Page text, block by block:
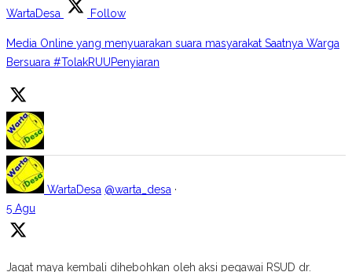
WartaDesa Follow
Media Online yang menyuarakan suara masyarakat Saatnya Warga
Bersuara #TolakRUUPenyiaran
WartaDesa @warta_desa ·
5 Agu
Jagat maya kembali dihebohkan oleh aksi pegawai RSUD dr.